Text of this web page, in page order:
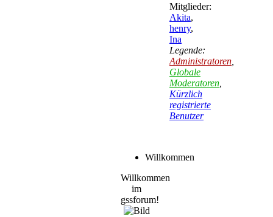
Mitglieder:
Akita,
henry,
Ina
Legende:
Administratoren
Globale
Moderatoren
Kürzlich
registrierte
Benutzer
Willkommen
Willkommen
im
gssforum!